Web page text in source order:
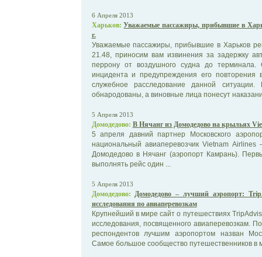
6 Апреля 2013
Харьков: Уважаемые пассажиры, прибывшие в
г.
Уважаемые пассажиры, прибывшие в Харьков
21.48, приносим вам извинения за задержку
перрону от воздушного судна до
инцидента и предупреждения его повторения
служебное расследование данной ситуации.
обнародованы, а виновные лица понесут
5 Апреля 2013
Домодедово: В Нячанг из Домодедово на крыльях
5 апреля давний партнер Московского
национальный авиаперевозчик Vietnam
Домодедово в Нячанг (аэропорт Камрань).
выполнять рейс один ...
5 Апреля 2013
Домодедово: Домодедово – лучший аэропорт:
исследования по авиаперевозкам
Крупнейший в мире сайт о путешествиях
исследования, посвященного авиаперевозкам.
респондентов лучшим аэропортом назван
Самое большое сообщество путешественников в